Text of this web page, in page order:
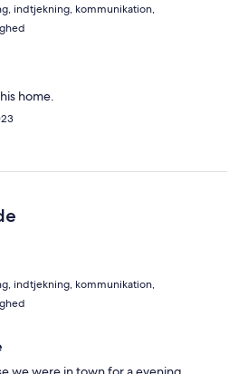
indtjekning, kommunikation,
home.
indtjekning, kommunikation,